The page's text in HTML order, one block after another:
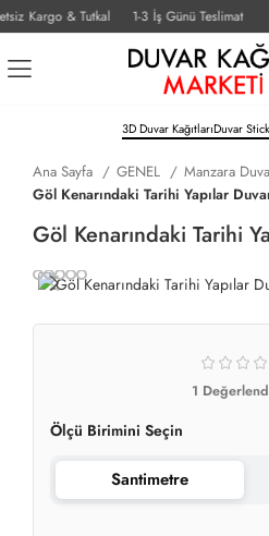
Kargo & Tutkal 1-3 İş Günü Teslimat
3D Duvar KağıtlarıDuvar
Ana Sayfa GENEL
Manzara
Göl Kenarındaki Tarihi Yapılar
Göl Kenarındaki Tarihi
1
Ölçü Birimini Seçin
Santimetre